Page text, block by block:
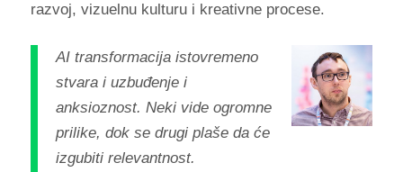
razvoj, vizuelnu kulturu i kreativne procese.
AI transformacija istovremeno
stvara i uzbuđenje i
anksioznost. Neki vide ogromne
prilike, dok se drugi plaše da će
izgubiti relevantnost.